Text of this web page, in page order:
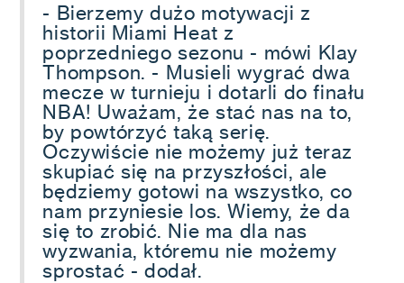
- Bierzemy dużo motywacji z
historii Miami Heat z
poprzedniego sezonu - mówi Klay
Thompson. - Musieli wygrać dwa
mecze w turnieju i dotarli do finału
NBA! Uważam, że stać nas na to,
by powtórzyć taką serię.
Oczywiście nie możemy już teraz
skupiać się na przyszłości, ale
będziemy gotowi na wszystko, co
nam przyniesie los. Wiemy, że da
się to zrobić. Nie ma dla nas
wyzwania, któremu nie możemy
sprostać - dodał.